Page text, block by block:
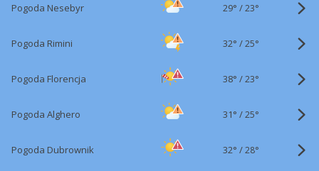
Pogoda Nesebyr 29° /23°
Pogoda Rimini 32° /25°
Pogoda Florencja 38° /23°
Pogoda Alghero 31° /25°
Pogoda Dubrownik 32° /28°